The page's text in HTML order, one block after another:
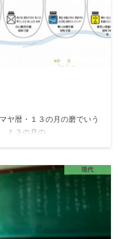
ヤ暦・１３の月の磨でいう
１３の月の…
現代